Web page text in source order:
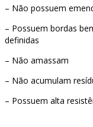
– Não possuem
– Possuem bordas
definidas
– Não amassam
– Não acumulam
– Possuem alta